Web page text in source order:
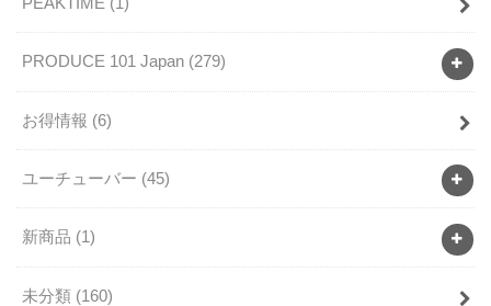
PRODUCE 101 Japan (279)
お得情報 (6)
ユーチューバー (45)
新商品 (1)
未分類 (160)